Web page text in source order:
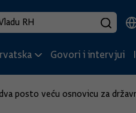
Govori i intervjui
posto veću osnovicu za